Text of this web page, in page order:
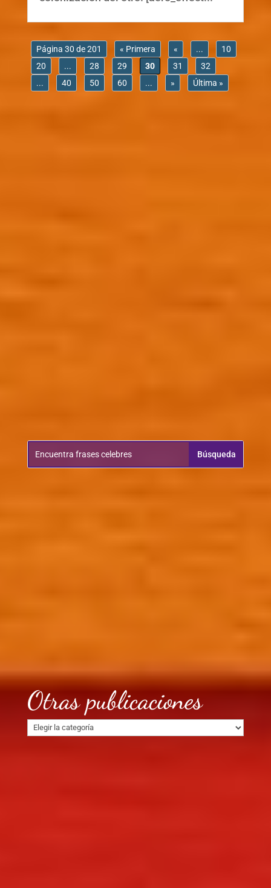
Página 30 de 201 « Primera « ...
10
20
... 28 29 30 31
32
...
40 50 60 ... » Última »
Otras publicaciones
Otras
publicaciones